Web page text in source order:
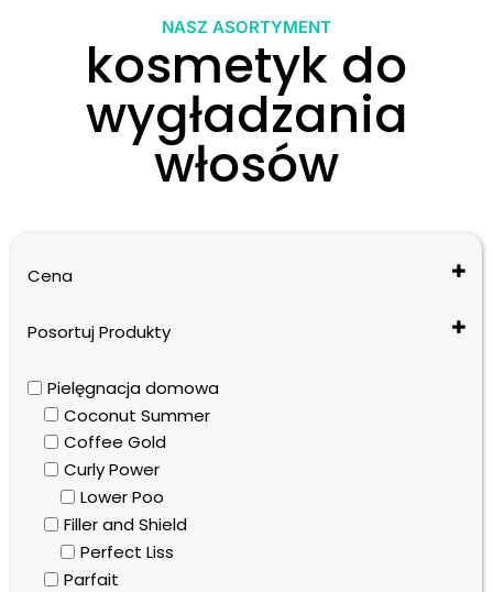
NASZ ASORTYMENT
kosmetyk do
wygładzania
włosów
Cena
Posortuj Produkty
Cena: od najwyższej do najniższej
Nazwa: od A do Z
Nazwa: od Z do A
Pielęgnacja domowa
Coconut Summer
Coffee Gold
Curly Power
Lower Poo
Filler and Shield
Perfect Liss
Parfait